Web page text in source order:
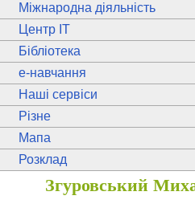
Міжнародна діяльність
Центр ІТ
Бібліотека
e-навчання
Наші сервіси
Різне
Мапа
Розклад
Згуровський